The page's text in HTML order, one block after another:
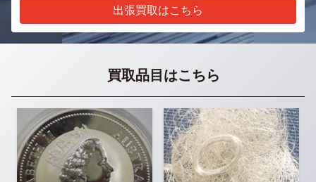
出張買取はこちら
買取品目はこちら